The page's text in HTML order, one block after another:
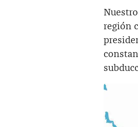
región